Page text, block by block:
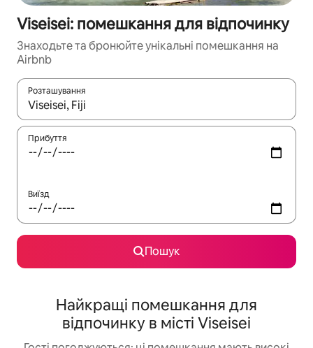
Viseisei: помешкання для відпочинку
Знаходьте та бронюйте унікальні помешкання на
Airbnb
Розташування
Отримавши результати пошуку, використовуйте для
Прибуття
Виїзд
Пошук
Найкращі помешкання для
відпочинку в місті Viseisei